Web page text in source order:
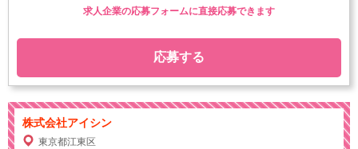
応募する
求人企業の応募フォームに直接応募できます
株式会社アイシン
東京都江東区